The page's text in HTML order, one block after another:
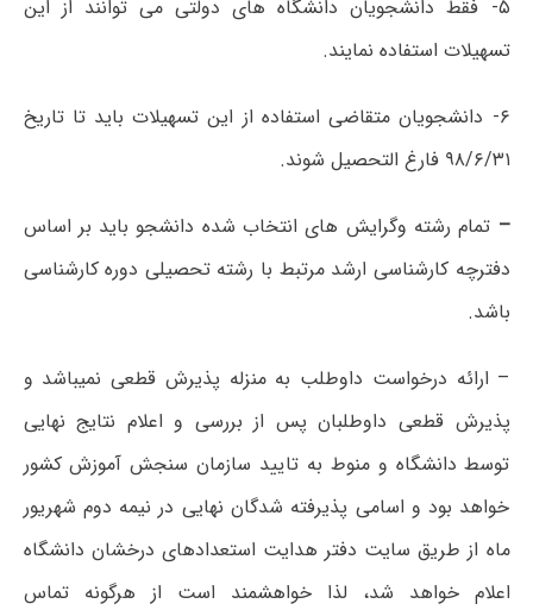
۵- فقط دانشجویان دانشگاه های دولتی می توانند از این
تسهیلات استفاده نمایند.
۶- دانشجویان متقاضی استفاده از این تسهیلات باید تا تاریخ
۹۸/۶/۳۱ فارغ التحصیل شوند.
– تمام رشته وگرایش های انتخاب شده دانشجو باید بر اساس
دفترچه کارشناسی ارشد مرتبط با رشته تحصیلی دوره کارشناسی
باشد.
– ارائه درخواست داوطلب به منزله پذیرش قطعی نمیباشد و
پذیرش قطعی داوطلبان پس از بررسی و اعلام نتایج نهایی
توسط دانشگاه و منوط به تایید سازمان سنجش آموزش کشور
خواهد بود و اسامی پذیرفته شدگان نهایی در نیمه دوم شهریور
ماه از طریق سایت دفتر هدایت استعدادهای درخشان دانشگاه
اعلام خواهد شد، لذا خواهشمند است از هرگونه تماس